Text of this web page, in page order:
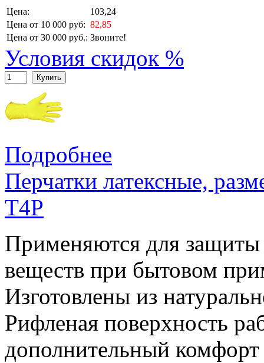
Цена:
103,24
Цена от 10 000 руб: 82,85
Цена от 30 000 руб.: Звоните!
Условия скидок %
Купить
Подробнее
Перчатки латексные,
T4P
Применяются для
веществ при бытовом
Изготовлены из
Рифленая поверхность
дополнительный комфорт